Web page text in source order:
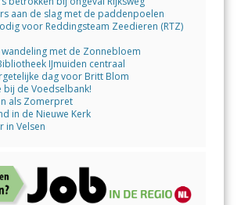
aan de slag met de paddenpoelen
voor Reddingsteam Zeedieren (RTZ)
wandeling met de Zonnebloem
IJmuiden centraal
dag voor Britt Blom
bij de Voedselbank!
als Zomerpret
in de Nieuwe Kerk
in Velsen